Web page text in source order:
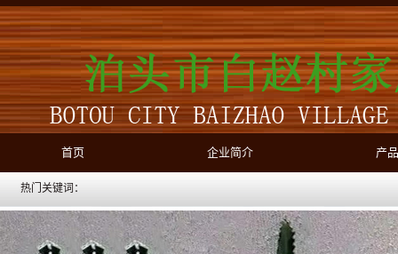
首页 企业简介 产
热门关键词：